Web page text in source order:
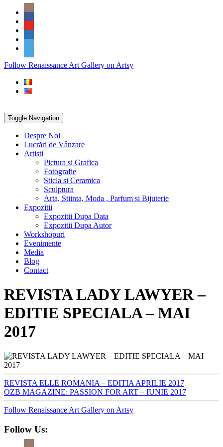
Skip
content
Social
Icons
PARTENER
Follow Renaissance Art Gallery on Artsy
Toggle Navigation
Despre Noi
Lucrări de Vânzare
Artisti
Pictura si Grafica
Fotografie
Sticla si Ceramica
Sculptura
Arta, Stiinta, Moda , Parfum si Bijuterie
Expozitii
Expozitii Dupa Data
Expozitii Dupa Autor
Workshopuri
Evenimente
Media
Blog
Contact
REVISTA LADY LAWYER –
EDITIE SPECIALA – MAI
2017
REVISTA ELLE ROMANIA – EDITIA APRILIE 2017
OZB MAGAZINE: PASSION FOR ART – IUNIE 2017
Follow Renaissance Art Gallery on Artsy
Follow Us: